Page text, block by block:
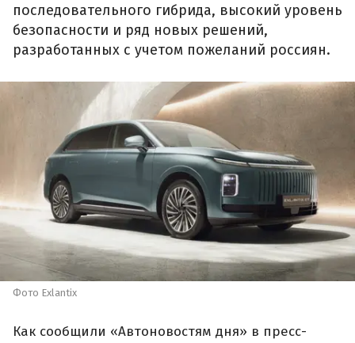
последовательного гибрида, высокий уровень
безопасности и ряд новых решений,
разработанных с учетом пожеланий россиян.
Фото Exlantix
Как сообщили «Автоновостям дня» в пресс-